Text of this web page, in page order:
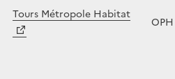
Tours Métropole Habitat
OPH